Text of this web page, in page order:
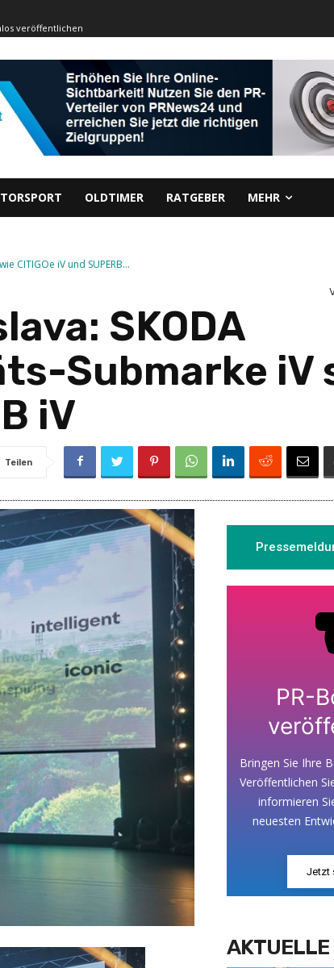
veröffentlichen
OLDTIMER RATGEBER MEHR
CITIGOe iV und SUPERB...
SKODA
Submarke iV
iV
Teilen
PR-
Bringen Sie Ihre
Veröffentlichen
informieren
neuesten
Jetzt
AKTUELLE